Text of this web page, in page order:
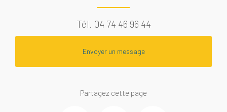
Tél. 04 74 46 96 44
Envoyer un message
Partagez cette page